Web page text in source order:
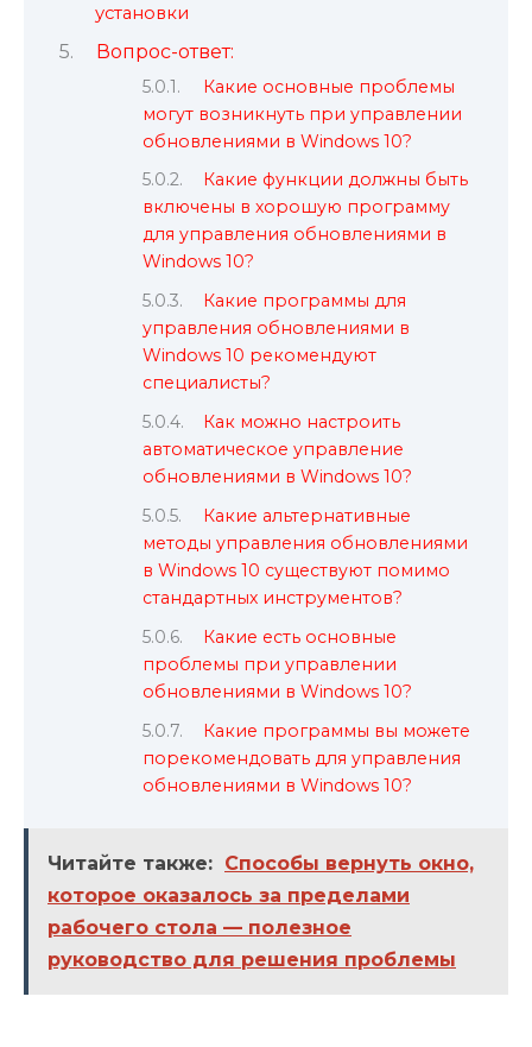
установки
Вопрос-ответ:
Какие основные проблемы
могут возникнуть при управлении
обновлениями в Windows 10?
Какие функции должны быть
включены в хорошую программу
для управления обновлениями в
Windows 10?
Какие программы для
управления обновлениями в
Windows 10 рекомендуют
специалисты?
Как можно настроить
автоматическое управление
обновлениями в Windows 10?
Какие альтернативные
методы управления обновлениями
в Windows 10 существуют помимо
стандартных инструментов?
Какие есть основные
проблемы при управлении
обновлениями в Windows 10?
Какие программы вы можете
порекомендовать для управления
обновлениями в Windows 10?
Читайте также: Способы вернуть окно,
которое оказалось за пределами
рабочего стола — полезное
руководство для решения проблемы